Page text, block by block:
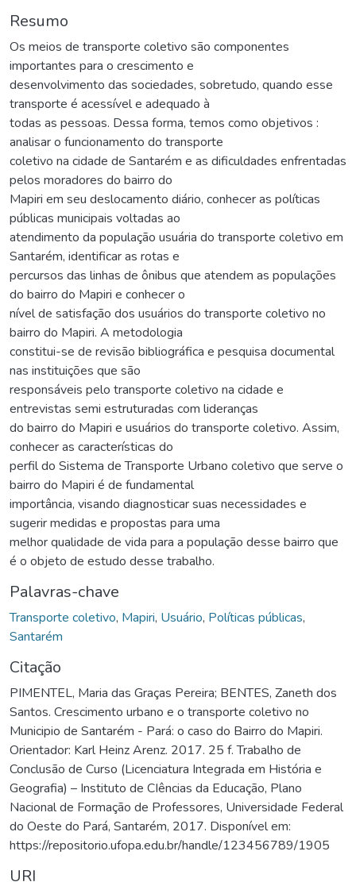
Resumo
Os meios de transporte coletivo são componentes
importantes para o crescimento e
desenvolvimento das sociedades, sobretudo, quando esse
transporte é acessível e adequado à
todas as pessoas. Dessa forma, temos como objetivos :
analisar o funcionamento do transporte
coletivo na cidade de Santarém e as dificuldades enfrentadas
pelos moradores do bairro do
Mapiri em seu deslocamento diário, conhecer as políticas
públicas municipais voltadas ao
atendimento da população usuária do transporte coletivo em
Santarém, identificar as rotas e
percursos das linhas de ônibus que atendem as populações
do bairro do Mapiri e conhecer o
nível de satisfação dos usuários do transporte coletivo no
bairro do Mapiri. A metodologia
constitui-se de revisão bibliográfica e pesquisa documental
nas instituições que são
responsáveis pelo transporte coletivo na cidade e
entrevistas semi estruturadas com lideranças
do bairro do Mapiri e usuários do transporte coletivo. Assim,
conhecer as características do
perfil do Sistema de Transporte Urbano coletivo que serve o
bairro do Mapiri é de fundamental
importância, visando diagnosticar suas necessidades e
sugerir medidas e propostas para uma
melhor qualidade de vida para a população desse bairro que
é o objeto de estudo desse trabalho.
Palavras-chave
Transporte coletivo, Mapiri, Usuário, Políticas públicas,
Santarém
Citação
PIMENTEL, Maria das Graças Pereira; BENTES, Zaneth dos
Santos. Crescimento urbano e o transporte coletivo no
Municipio de Santarém - Pará: o caso do Bairro do Mapiri.
Orientador: Karl Heinz Arenz. 2017. 25 f. Trabalho de
Conclusão de Curso (Licenciatura Integrada em História e
Geografia) – Instituto de CIências da Educação, Plano
Nacional de Formação de Professores, Universidade Federal
do Oeste do Pará, Santarém, 2017. Disponível em:
https://repositorio.ufopa.edu.br/handle/123456789/1905
URI